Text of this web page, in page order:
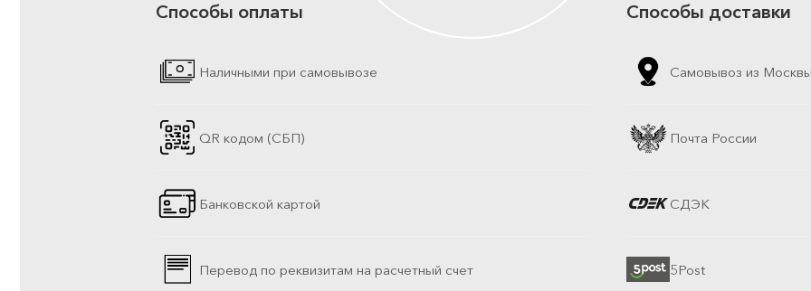
Способы оплаты
Наличными при самовывозе
QR кодом (СБП)
Банковской картой
Перевод по реквизитам на расчетный счет
Способы доставки
Самовывоз из
Почта России
СДЭК
5Post